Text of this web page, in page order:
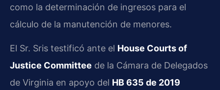
como la determinación de ingresos para el
cálculo de la manutención de menores.
El Sr. Sris testificó ante el House Courts of
Justice Committee de la Cámara de Delegados
de Virginia en apoyo del HB 635 de 2019